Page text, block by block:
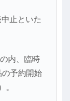
止といた
内、臨時
予約開始
。